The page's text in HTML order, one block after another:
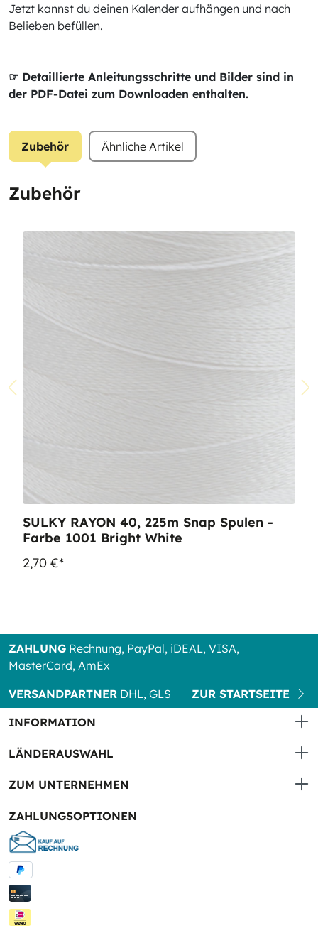
Jetzt kannst du deinen Kalender aufhängen und nach
Belieben befüllen.
☞ Detaillierte Anleitungsschritte und Bilder sind in
der PDF-Datei zum Downloaden enthalten.
Zubehör Ähnliche Artikel
Zubehör
SULKY RAYON 40, 225m Snap Spulen -
Farbe 1001 Bright White
2,70 €*
ZAHLUNG Rechnung, PayPal, iDEAL, VISA,
MasterCard, AmEx
VERSANDPARTNER DHL, GLS
ZUR STARTSEITE
INFORMATION
LÄNDERAUSWAHL
ZUM UNTERNEHMEN
ZAHLUNGSOPTIONEN